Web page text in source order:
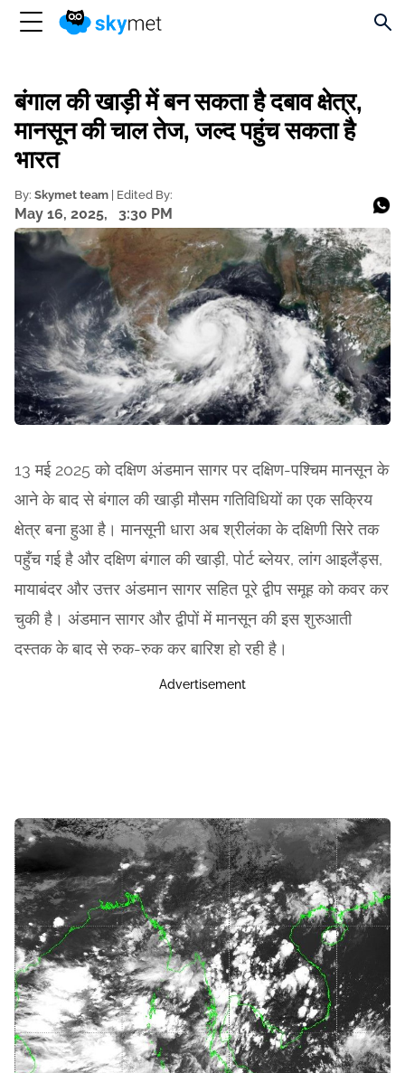
बंगाल की खाड़ी में बन सकता है दबाव क्षेत्र,
मानसून की चाल तेज, जल्द पहुंच सकता है
भारत
By: Skymet team | Edited By:
May 16, 2025, 3:30 PM
13 मई 2025 को दक्षिण अंडमान सागर पर दक्षिण-पश्चिम मानसून के
आने के बाद से बंगाल की खाड़ी मौसम गतिविधियों का एक सक्रिय
क्षेत्र बना हुआ है। मानसूनी धारा अब श्रीलंका के दक्षिणी सिरे तक
पहुँच गई है और दक्षिण बंगाल की खाड़ी, पोर्ट ब्लेयर, लांग आइलैंड्स,
मायाबंदर और उत्तर अंडमान सागर सहित पूरे द्वीप समूह को कवर कर
चुकी है। अंडमान सागर और द्वीपों में मानसून की इस शुरुआती
दस्तक के बाद से रुक-रुक कर बारिश हो रही है।
Advertisement